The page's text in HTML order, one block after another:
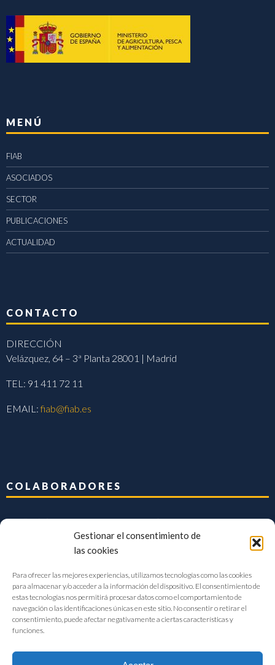
Gestionar el consentimiento de
las cookies
Para ofrecer las mejores experiencias, utilizamos tecnologías como las cookies
para almacenar y/o acceder a la información del dispositivo. El consentimiento de
estas tecnologías nos permitirá procesar datos como el comportamiento de
navegación o las identificaciones únicas en este sitio. No consentir o retirar el
consentimiento, puede afectar negativamente a ciertas características y
funciones.
MENÚ
FIAB
ASOCIADOS
SECTOR
PUBLICACIONES
ACTUALIDAD
CONTACTO
DIRECCIÓN
Velázquez, 64 – 3ª Planta 28001 | Madrid
TEL: 91 411 72 11
EMAIL:fiab@fiab.es
COLABORADORES